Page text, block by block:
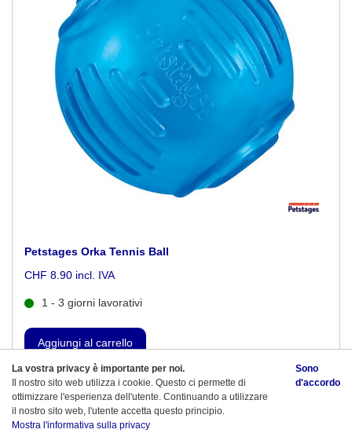
Petstages Orka Tennis Ball
CHF 8.90 incl. IVA
1 - 3 giorni lavorativi
La vostra privacy è importante per noi.
Il nostro sito web utilizza i cookie. Questo ci permette di
ottimizzare l'esperienza dell'utente. Continuando a utilizzare
il nostro sito web, l'utente accetta questo principio.
Mostra l'informativa sulla privacy
Sono
d'accordo